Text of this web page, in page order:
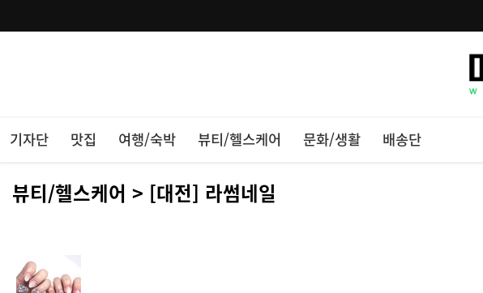
기자단 맛집 여행/숙박 뷰티/헬스케어 문화/생활 배송단
뷰티/헬스케어 > [대전] 라썸네일